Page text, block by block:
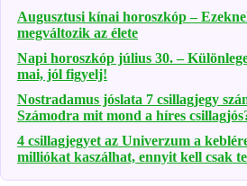
Augusztusi kínai horoszkóp –
megváltozik az élete
Napi horoszkóp július 30. –
mai, jól figyelj!
Nostradamus jóslata 7 csillagjegy
Számodra mit mond a híres
4 csillagjegyet az Univerzum a
milliókat kaszálhat, ennyit kell csak